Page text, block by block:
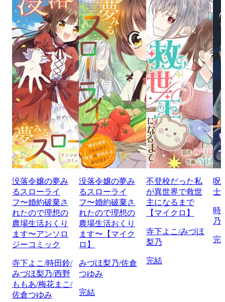
没落令嬢の夢み
るスローライ
フ〜婚約破棄さ
れたので理想の
農場生活おくり
ます〜アンソロ
ジーコミック
寺下よこ/時田鈴/
みづほ梨乃/西野
ももあ/梅花まこ/
佐倉つゆみ
没落令嬢の夢み
るスローライ
フ〜婚約破棄さ
れたので理想の
農場生活おくり
ます〜【マイク
ロ】
みづほ梨乃/佐倉
つゆみ
完結
不登校だった私
が異世界で救世
主になるまで
【マイクロ】
寺下よこ/みづほ
梨乃
完結
呪
士
時
乃
完